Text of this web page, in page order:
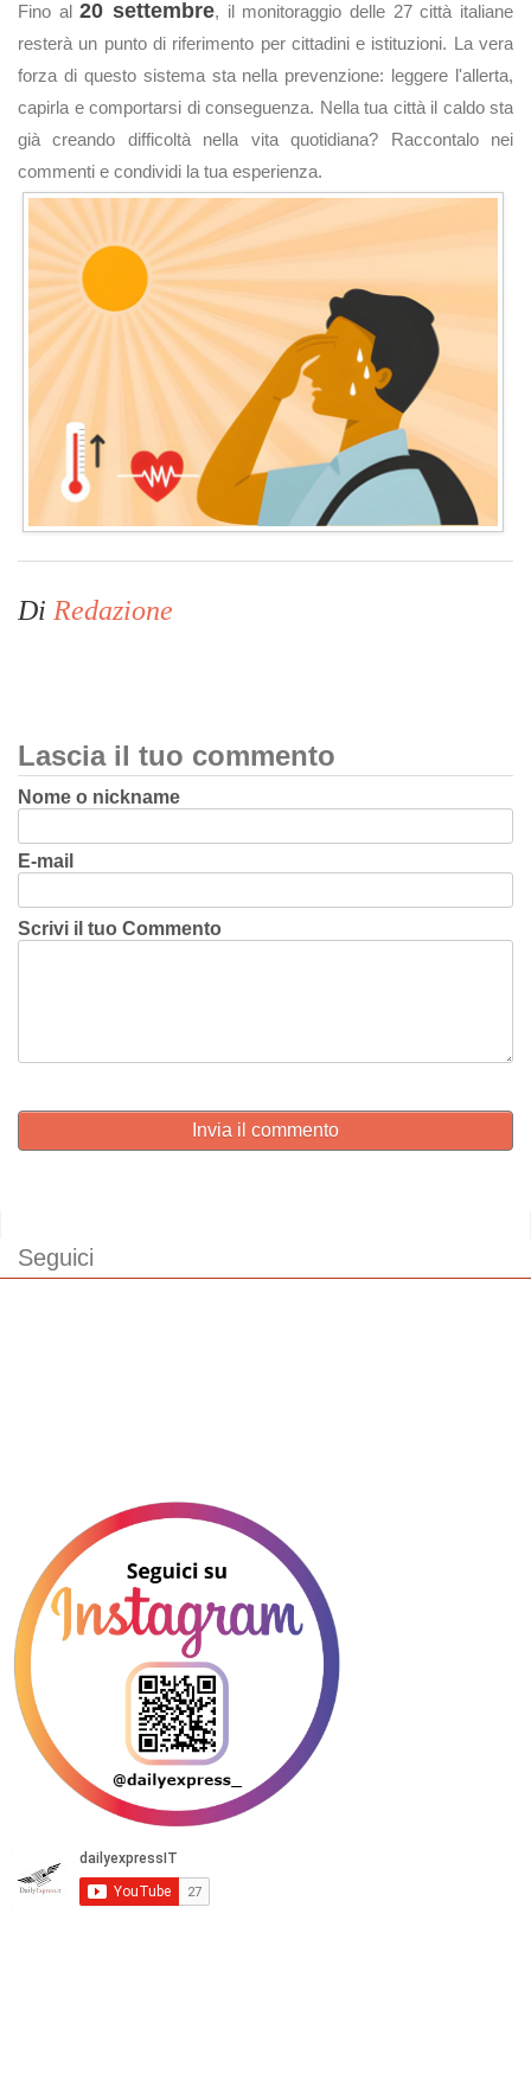
Fino al20 settembre, il monitoraggio delle 27 città italiane
resterà un punto di riferimento per cittadini e istituzioni. La vera
forza di questo sistema sta nella prevenzione: leggere l'allerta,
capirla e comportarsi di conseguenza. Nella tua città il caldo sta
già creando difficoltà nella vita quotidiana? Raccontalo nei
commenti e condividi la tua esperienza.
Di Redazione
Lascia il tuo commento
Nome o nickname
E-mail
Scrivi il tuo Commento
Invia il commento
Seguici